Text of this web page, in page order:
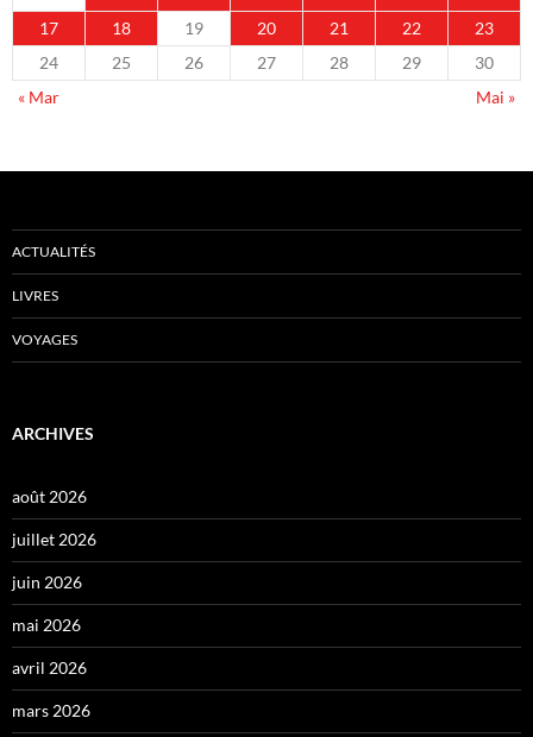
17
18 19 20 21 22
23
24
25 26 27 28 29
30
« Mar
Mai »
ACTUALITÉS
LIVRES
VOYAGES
ARCHIVES
août 2026
juillet 2026
juin 2026
mai 2026
avril 2026
mars 2026